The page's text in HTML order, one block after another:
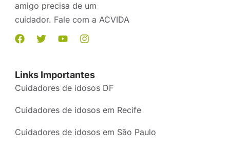
amigo precisa de um
cuidador. Fale com a ACVIDA
Links Importantes
Cuidadores de idosos DF
Cuidadores de idosos em Recife
Cuidadores de idosos em São Paulo